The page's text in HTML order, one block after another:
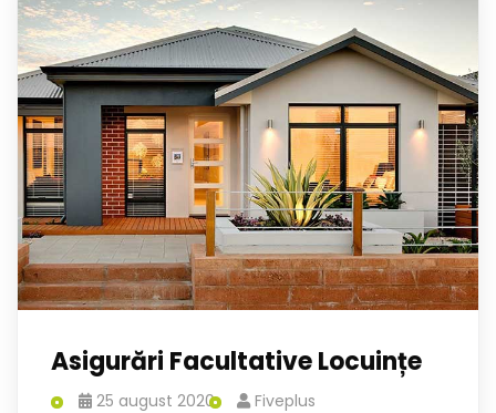
Asigurări Facultative Locuințe
25 august 2020 Fiveplus